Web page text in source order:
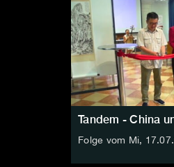
Tandem - China
Folge vom Mi,